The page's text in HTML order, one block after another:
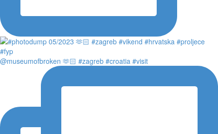
@museumofbroken 🫶🏻 #zagreb #croatia #visit